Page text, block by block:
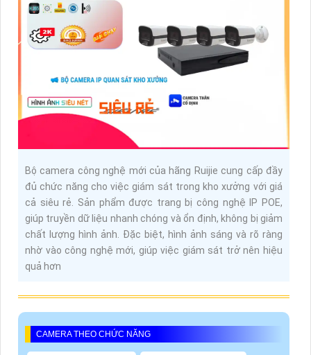
Bộ camera công nghệ mới của hãng Ruijie cung cấp đầy
đủ chức năng cho việc giám sát trong kho xưởng với giá
cả siêu rẻ. Sản phẩm được trang bị công nghệ IP POE,
giúp truyền dữ liệu nhanh chóng và ổn định, không bị giảm
chất lượng hình ảnh. Đặc biệt, hình ảnh sáng và rõ ràng
nhờ vào công nghệ mới, giúp việc giám sát trở nên hiệu
quả hơn
CAMERA THEO CHỨC NĂNG